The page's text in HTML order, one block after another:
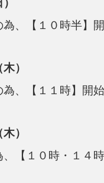
、【１０時半】
）
、【１１時】開
）
、【１０時・１４